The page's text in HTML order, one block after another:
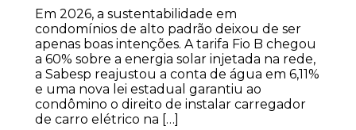
Em 2026, a sustentabilidade em
condomínios de alto padrão deixou de ser
apenas boas intenções. A tarifa Fio B chegou
a 60% sobre a energia solar injetada na rede,
a Sabesp reajustou a conta de água em 6,11%
e uma nova lei estadual garantiu ao
condômino o direito de instalar carregador
de carro elétrico na […]